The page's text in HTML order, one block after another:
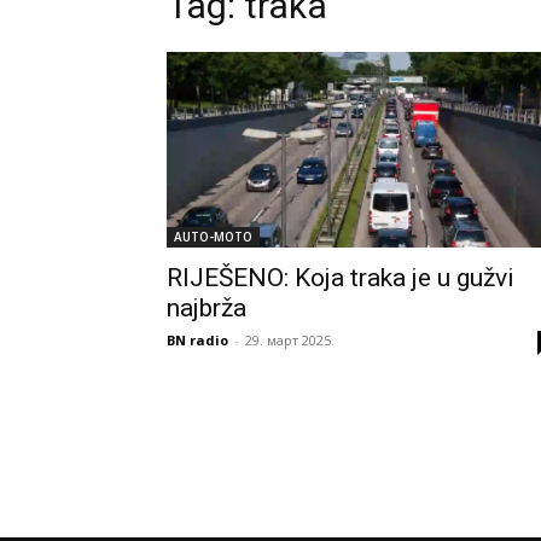
AUTO-MOTO
RIJEŠENO: Koja traka je u gužvi
najbrža
BN radio - 29. март 2025.